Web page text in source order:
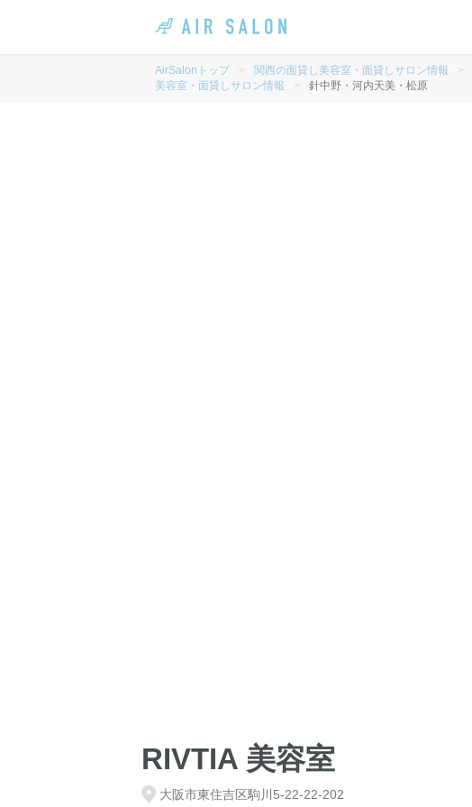
AirSalonトップ > 関西の面貸し美容室・面貸しサロン情報 >
美容室・面貸しサロン情報
> 針中野・河内天美・松原
RIVTIA 美容室
大阪市東住吉区駒川5-22-22-202